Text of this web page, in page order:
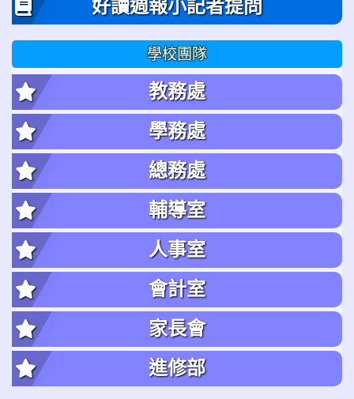
好讀週報小記者提問
學校團隊
教務處
學務處
總務處
輔導室
人事室
會計室
家長會
進修部